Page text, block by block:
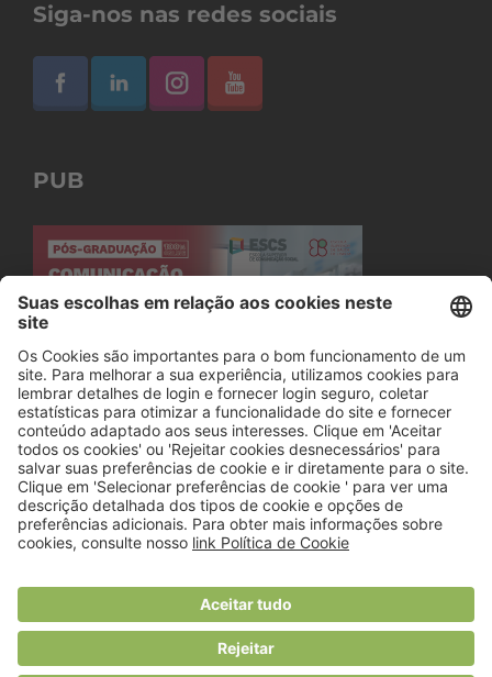
Siga-nos nas redes sociais
PUB
© 2018 Viver Saudável
O portal dos profissionais de nutrição